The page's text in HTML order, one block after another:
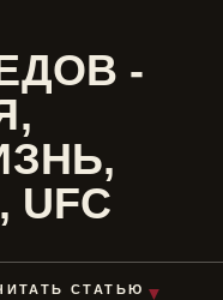
-
ЧТЕНИЕ
СТАТЬЮ ▼